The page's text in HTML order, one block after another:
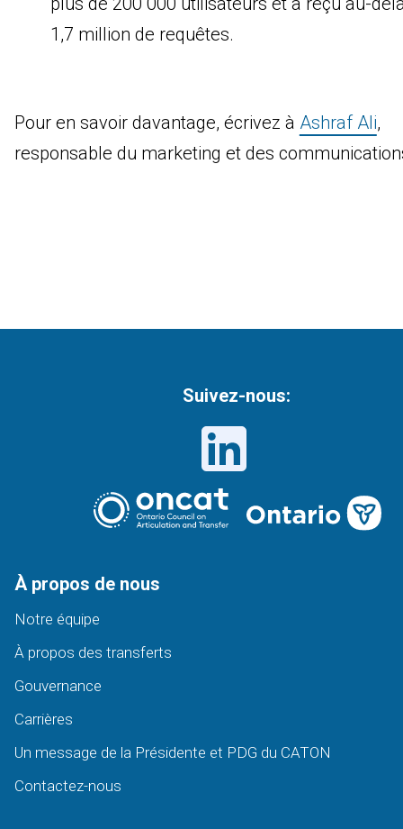
1,7 million de requêtes.
Pour en savoir davantage, écrivez à Ashraf Ali,
responsable du marketing et des
Suivez-nous:
À propos de nous
Notre équipe
À propos des transferts
Gouvernance
Carrières
Un message de la Présidente et PDG du CATON
Contactez-nous